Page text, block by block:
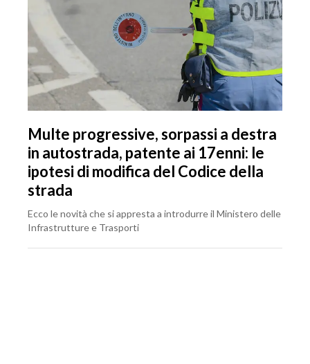
Multe progressive, sorpassi a destra
in autostrada, patente ai 17enni: le
ipotesi di modifica del Codice della
strada
Ecco le novità che si appresta a introdurre il Ministero delle
Infrastrutture e Trasporti